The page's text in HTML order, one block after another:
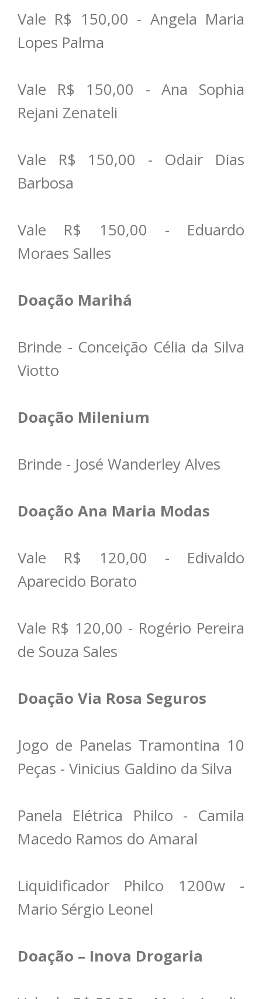
Vale R$ 150,00 - Angela Maria
Lopes Palma
Vale R$ 150,00 - Ana Sophia
Rejani Zenateli
Vale R$ 150,00 - Odair Dias
Barbosa
Vale R$ 150,00 - Eduardo
Moraes Salles
Doação Marihá
Brinde - Conceição Célia da Silva
Viotto
Doação Milenium
Brinde - José Wanderley Alves
Doação Ana Maria Modas
Vale R$ 120,00 - Edivaldo
Aparecido Borato
Vale R$ 120,00 - Rogério Pereira
de Souza Sales
Doação Via Rosa Seguros
Jogo de Panelas Tramontina 10
Peças - Vinicius Galdino da Silva
Panela Elétrica Philco - Camila
Macedo Ramos do Amaral
Liquidificador Philco 1200w -
Mario Sérgio Leonel
Doação – Inova Drogaria